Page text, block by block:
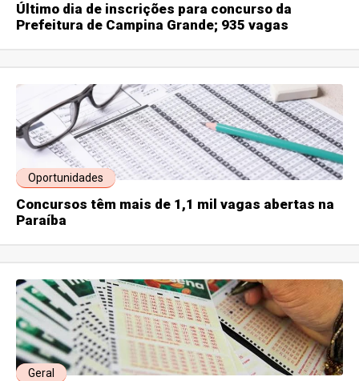
Último dia de inscrições para concurso da
Prefeitura de Campina Grande; 935 vagas
Oportunidades
Concursos têm mais de 1,1 mil vagas abertas na
Paraíba
Geral